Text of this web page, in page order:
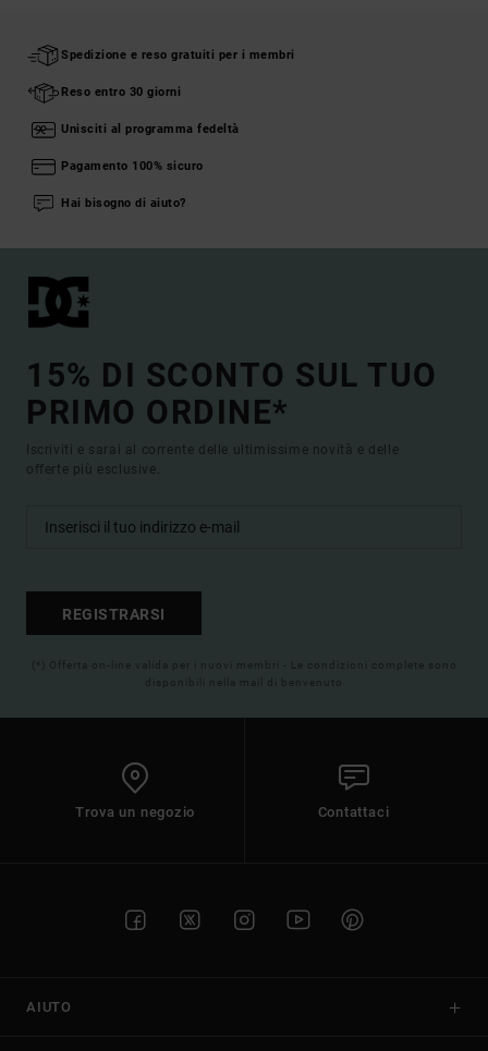
Spedizione e reso gratuiti per i membri
Reso entro 30 giorni
Unisciti al programma fedeltà
Pagamento 100% sicuro
Hai bisogno di aiuto?
15% DI SCONTO SUL TUO
PRIMO ORDINE*
Iscriviti e sarai al corrente delle ultimissime novità e delle
offerte più esclusive.
REGISTRARSI
(*) Offerta on-line valida per i nuovi membri - Le condizioni complete sono
disponibili nella mail di benvenuto
Trova un negozio Contattaci
AIUTO